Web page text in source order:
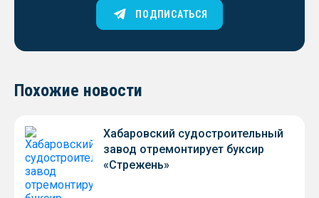
ПОДПИСАТЬСЯ
Похожие новости
Хабаровский судостроительный
завод отремонтирует буксир
«Стрежень»